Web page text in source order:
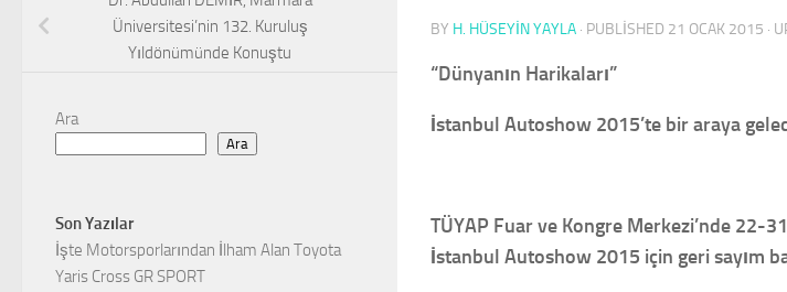
BY H. HÜSEYIN YAYLA · PUBLISHED 21 OCAK 2015 ·
“Dünyanın Harikaları”
İstanbul Autoshow 2015’te bir araya
TÜYAP Fuar ve Kongre Merkezi’nde 22-
İstanbul Autoshow 2015 için geri sayım
Üniversitesi’nin 132. Kuruluş
Yıldönümünde Konuştu
Ara
Ara
Son Yazılar
İşte Motorsporlarından İlham Alan Toyota
Yaris Cross GR SPORT